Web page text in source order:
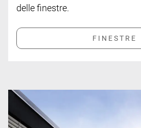
delle finestre.